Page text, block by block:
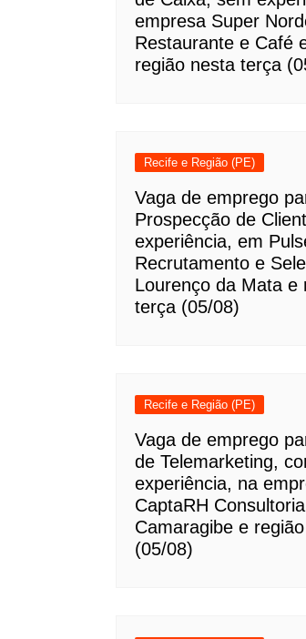
empresa Super
Restaurante e Café
região nesta terça
Recife e Região (PE)
Vaga de emprego
Prospecção de
experiência, em
Recrutamento e
Lourenço da Mata e
terça (05/08)
Recife e Região (PE)
Vaga de emprego
de Telemarketing,
experiência, na
CaptaRH
Camaragibe e
(05/08)